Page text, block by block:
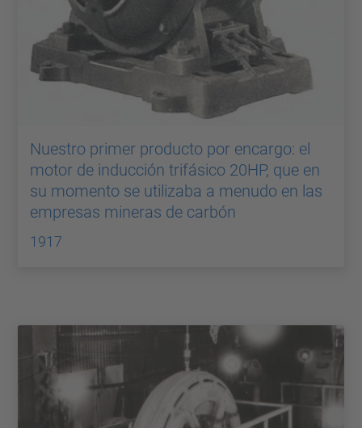
Nuestro primer producto por encargo: el
motor de inducción trifásico 20HP, que en
su momento se utilizaba a menudo en las
empresas mineras de carbón
1917